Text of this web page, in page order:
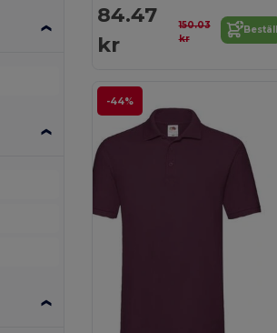
84.47
kr
150.03
kr
Beställ
-44%